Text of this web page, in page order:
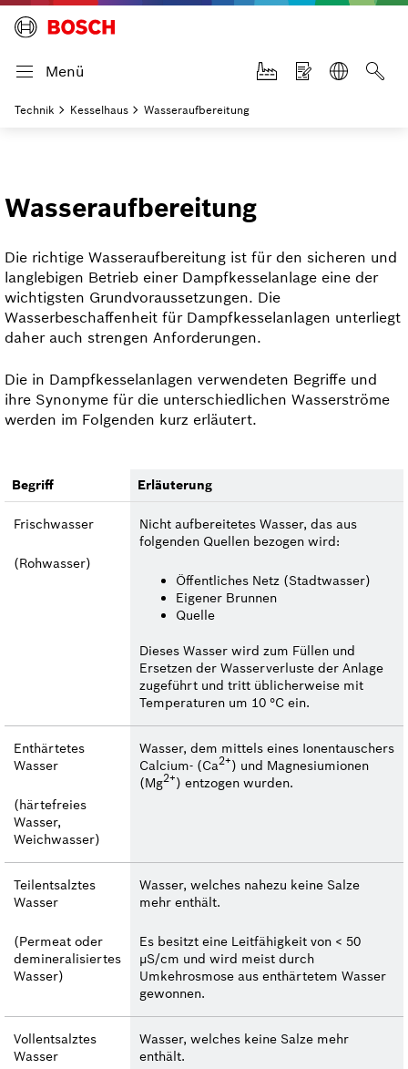
Menü
Technik Kesselhaus Wasseraufbereitung
Wasseraufbereitung
Die richtige Wasseraufbereitung ist für den sicheren und
langlebigen Betrieb einer Dampfkesselanlage eine der
wichtigsten Grundvoraussetzungen. Die
Wasserbeschaffenheit für Dampfkessel­anlagen unterliegt
daher auch strengen Anforderungen.
Die in Dampfkessel­anlagen verwendeten Begriffe und
ihre Synonyme für die unterschiedlichen Wasserströme
werden im Folgenden kurz erläutert.
Begriff Erläuterung
Frischwasser
(Rohwasser)
Nicht aufbereitetes Wasser, das aus
folgenden Quellen bezogen wird:
Öffentliches Netz (Stadtwasser)
Eigener Brunnen
Quelle
Dieses Wasser wird zum Füllen und
Ersetzen der Wasserverluste der Anlage
zugeführt und tritt üblicherweise mit
Temperaturen um 10 °C ein.
Enthärtetes
Wasser
(härtefreies
Wasser,
Weichwasser)
Wasser, dem mittels eines Ionentauschers
Calcium- (Ca2+) und Magnesiumionen
(Mg2+) entzogen wurden.
Teilentsalztes
Wasser
(Permeat oder
demineralisiertes
Wasser)
Wasser, welches nahezu keine Salze
mehr enthält.
Es besitzt eine Leitfähigkeit von < 50
µS/cm und wird meist durch
Umkehrosmose aus enthärtetem Wasser
gewonnen.
Vollentsalztes
Wasser
Wasser, welches keine Salze mehr
enthält.